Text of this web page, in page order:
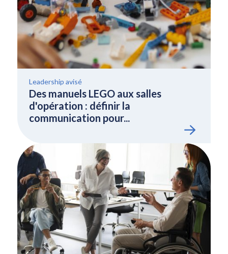
Leadership avisé
Des manuels LEGO aux salles
d'opération : définir la
communication pour...